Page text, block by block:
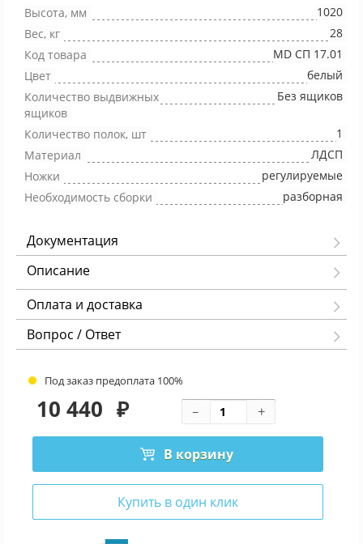
Высота, мм
1020
Вес, кг
28
Код товара
MD СП 17.01
Цвет
белый
Количество выдвижных
ящиков
Без ящиков
Количество полок, шт
1
Материал
ЛДСП
Ножки
регулируемые
Необходимость сборки
разборная
Документация
Описание
Оплата и доставка
Вопрос / Ответ
Под заказ предоплата 100%
10 440 ₽
В корзину
Купить в один клик